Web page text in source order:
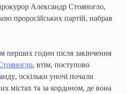
Александр Стояногло,
проросійських партій, набрав
перших годин після закінчення
, втім, поступово
оскільки уночі почали
містах та за кордоном, де вона